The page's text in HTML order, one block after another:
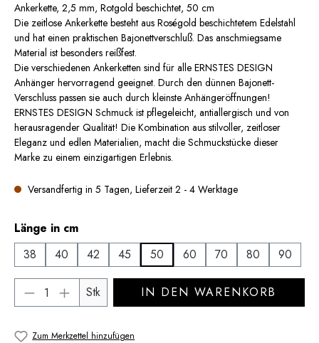
Ankerkette, 2,5 mm, Rotgold beschichtet, 50 cm
Die zeitlose Ankerkette besteht aus Roségold beschichtetem Edelstahl
und hat einen praktischen Bajonettverschluß. Das anschmiegsame
Material ist besonders reißfest.
Die verschiedenen Ankerketten sind für alle ERNSTES DESIGN
Anhänger hervorragend geeignet. Durch den dünnen Bajonett-
Verschluss passen sie auch durch kleinste Anhängeröffnungen!
ERNSTES DESIGN Schmuck ist pflegeleicht, antiallergisch und von
herausragender Qualität! Die Kombination aus stilvoller, zeitloser
Eleganz und edlen Materialien, macht die Schmuckstücke dieser
Marke zu einem einzigartigen Erlebnis.
Versandfertig in 5 Tagen, Lieferzeit 2 - 4 Werktage
Länge in cmauswählen
38
40 42 45 50 60 70 80 90
Produkt Anzahl: Gib den gewünschten
Stk IN DEN WARENKORB
Zum Merkzettel hinzufügen